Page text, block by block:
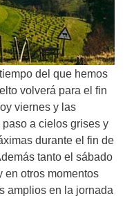
del que hemos
volverá para el fin
viernes y las
a cielos grises y
durante el fin de
tanto el sábado
en otros momentos
amplios en la jornada